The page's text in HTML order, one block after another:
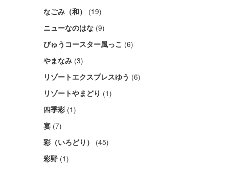
なごみ（和） (19)
ニューなのはな (9)
びゅうコースター風っこ (6)
やまなみ (3)
リゾートエクスプレスゆう (6)
リゾートやまどり (1)
四季彩 (1)
宴 (7)
彩（いろどり） (45)
彩野 (1)